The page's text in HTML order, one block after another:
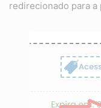
redirecionado para